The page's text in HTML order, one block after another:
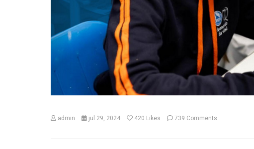
admin jul 29, 2024 420 Likes 739 Comments